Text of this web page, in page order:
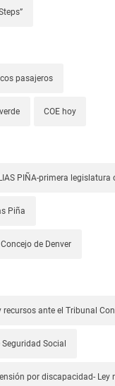
pasajeros
COE hoy
PIÑA-primera legislatura
Piña
Concejo de Denver
recursos ante el Tribunal
Social
por discapacidad- Ley